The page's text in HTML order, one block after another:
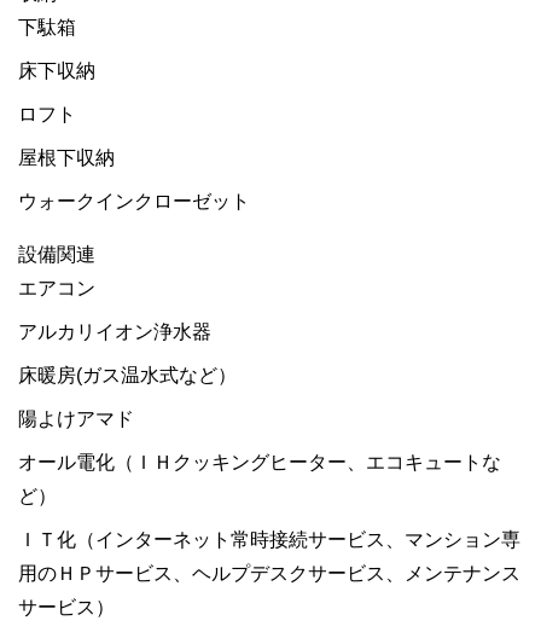
下駄箱
床下収納
ロフト
屋根下収納
ウォークインクローゼット
設備関連
エアコン
アルカリイオン浄水器
床暖房(ガス温水式など）
陽よけアマド
オール電化（ＩＨクッキングヒーター、エコキュートな
ど）
ＩＴ化（インターネット常時接続サービス、マンション専
用のＨＰサービス、ヘルプデスクサービス、メンテナンス
サービス）